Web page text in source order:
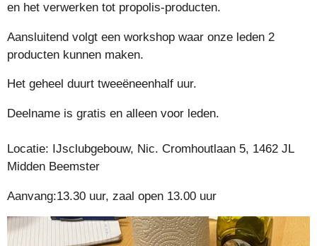
en het verwerken tot propolis-producten.
Aansluitend volgt een workshop waar onze leden 2
producten kunnen maken.
Het geheel duurt tweeëneenhalf uur.
Deelname is gratis en alleen voor leden.
Locatie: IJsclubgebouw, Nic. Cromhoutlaan 5, 1462 JL
Midden Beemster
Aanvang:13.30 uur, zaal open 13.00 uur